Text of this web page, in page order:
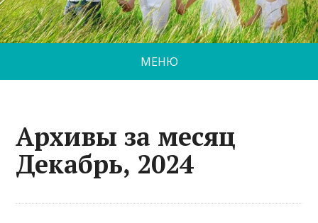
МЕНЮ
Архивы за месяц
Декабрь, 2024